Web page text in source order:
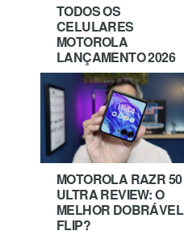
TODOS OS
CELULARES
MOTOROLA
LANÇAMENTO 2026
MOTOROLA RAZR 50
ULTRA REVIEW: O
MELHOR DOBRÁVEL
FLIP?